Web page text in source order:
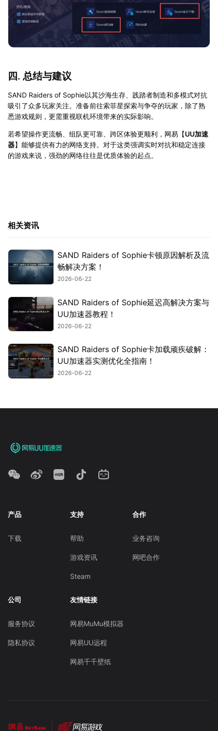
四. 总结与建议
SAND Raiders of Sophie以其沙海生存、践踏者制造和多模式对抗
吸引了众多玩家关注。准备前往索菲星探索与争夺的玩家，除了熟
悉游戏规则，更需重视联机环境带来的实际影响。
若希望操作更流畅、组队更可靠、跨区体验更顺利，网易【UU加速
器】能够提供有力的网络支持。对于这类强调实时对抗和稳定连接
的游戏来说，强劲的网络往往是优质体验的起点。
相关资讯
SAND Raiders of Sophie卡顿原因解析及流
畅解决方案！
2026-06-22
SAND Raiders of Sophie延迟高解决方案与
UU加速器教程！
2026-06-22
SAND Raiders of Sophie卡加载顽疾破解：
UU加速器实测优化全指南！
2026-06-22
产品
下载
支持
帮助
游戏资讯
Steam
合作
业务咨询
网吧合作
公司
服务协议
隐私协议
友情链接
网易MuMu模拟器
网易UU远程
网易千千壁纸